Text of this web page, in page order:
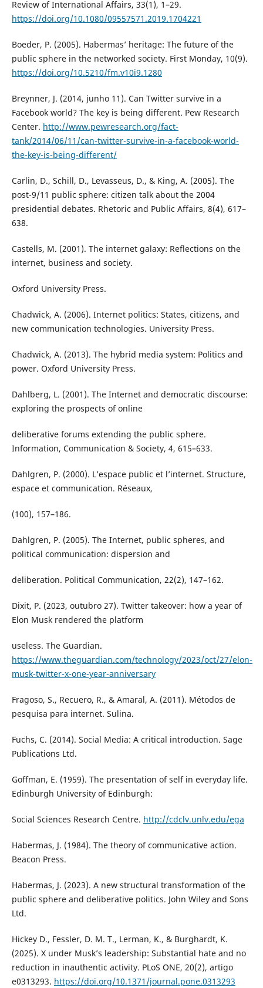
Review of International Affairs, 33(1), 1–29.
https://doi.org/10.1080/09557571.2019.1704221
Boeder, P. (2005). Habermas’ heritage: The future of the
public sphere in the networked society. First Monday, 10(9).
https://doi.org/10.5210/fm.v10i9.1280
Breynner, J. (2014, junho 11). Can Twitter survive in a
Facebook world? The key is being different. Pew Research
Center. http://www.pewresearch.org/fact-
tank/2014/06/11/can-twitter-survive-in-a-facebook-world-
the-key-is-being-different/
Carlin, D., Schill, D., Levasseus, D., & King, A. (2005). The
post-9/11 public sphere: citizen talk about the 2004
presidential debates. Rhetoric and Public Affairs, 8(4), 617–
638.
Castells, M. (2001). The internet galaxy: Reflections on the
internet, business and society.
Oxford University Press.
Chadwick, A. (2006). Internet politics: States, citizens, and
new communication technologies. University Press.
Chadwick, A. (2013). The hybrid media system: Politics and
power. Oxford University Press.
Dahlberg, L. (2001). The Internet and democratic discourse:
exploring the prospects of online
deliberative forums extending the public sphere.
Information, Communication & Society, 4, 615–633.
Dahlgren, P. (2000). L’espace public et l’internet. Structure,
espace et communication. Réseaux,
(100), 157–186.
Dahlgren, P. (2005). The Internet, public spheres, and
political communication: dispersion and
deliberation. Political Communication, 22(2), 147–162.
Dixit, P. (2023, outubro 27). Twitter takeover: how a year of
Elon Musk rendered the platform
useless. The Guardian.
https://www.theguardian.com/technology/2023/oct/27/elon-
musk-twitter-x-one-year-anniversary
Fragoso, S., Recuero, R., & Amaral, A. (2011). Métodos de
pesquisa para internet. Sulina.
Fuchs, C. (2014). Social Media: A critical introduction. Sage
Publications Ltd.
Goffman, E. (1959). The presentation of self in everyday life.
Edinburgh University of Edinburgh:
Social Sciences Research Centre. http://cdclv.unlv.edu/ega
Habermas, J. (1984). The theory of communicative action.
Beacon Press.
Habermas, J. (2023). A new structural transformation of the
public sphere and deliberative politics. John Wiley and Sons
Ltd.
Hickey D., Fessler, D. M. T., Lerman, K., & Burghardt, K.
(2025). X under Musk’s leadership: Substantial hate and no
reduction in inauthentic activity. PLoS ONE, 20(2), artigo
e0313293. https://doi.org/10.1371/journal.pone.0313293